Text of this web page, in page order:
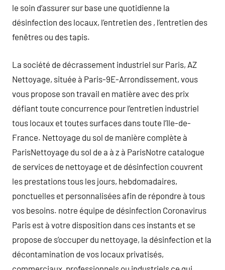
le soin d’assurer sur base une quotidienne la
désinfection des locaux, l’entretien des , l’entretien des
fenêtres ou des tapis.
La société de décrassement industriel sur Paris, AZ
Nettoyage, située à Paris-9E-Arrondissement, vous
vous propose son travail en matière avec des prix
défiant toute concurrence pour l’entretien industriel
tous locaux et toutes surfaces dans toute l’Ile-de-
France. Nettoyage du sol de manière complète à
ParisNettoyage du sol de a à z à ParisNotre catalogue
de services de nettoyage et de désinfection couvrent
les prestations tous les jours, hebdomadaires,
ponctuelles et personnalisées afin de répondre à tous
vos besoins. notre équipe de désinfection Coronavirus
Paris est à votre disposition dans ces instants et se
propose de s’occuper du nettoyage, la désinfection et la
décontamination de vos locaux privatisés,